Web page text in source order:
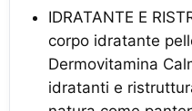
IDRATANTE E
corpo idratante
Dermovitamina
idratanti e